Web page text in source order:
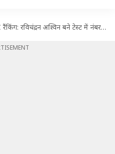
रविचंद्रन अश्विन बने टेस्ट में नंबर एक गेंदबाज, बल्लेबाजों में रोहित शर्मा को फायदा